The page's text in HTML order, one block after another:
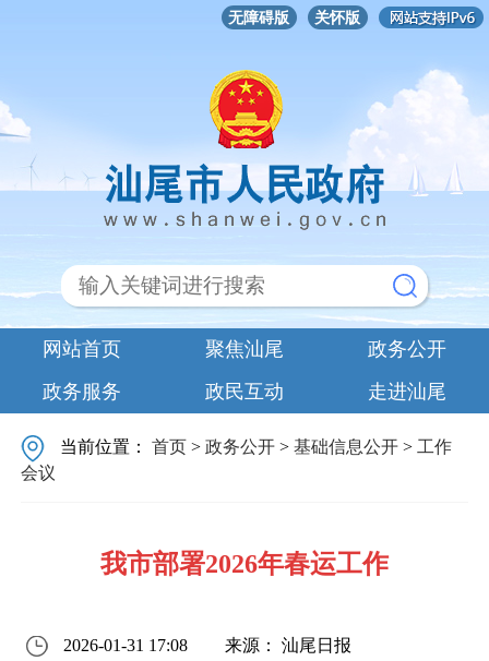
无障碍版 关怀版
网站首页 聚焦汕尾
政务公开
政务服务
政民互动 走进汕尾
当前位置：首页 >政务公开 >基础信息公开 > 工作
会议
我市部署2026年春运工作
2026-01-31 17:08 来源： 汕尾日报